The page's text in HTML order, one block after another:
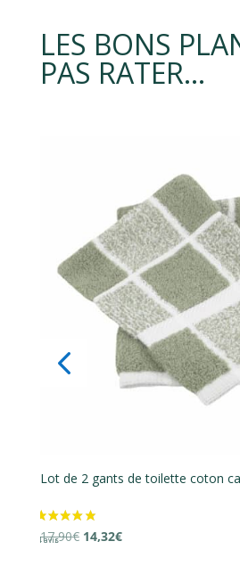
LES BONS
PAS RATER…
Lot de 2 gants de toilette coton
17,90€ Le
14,32€Le